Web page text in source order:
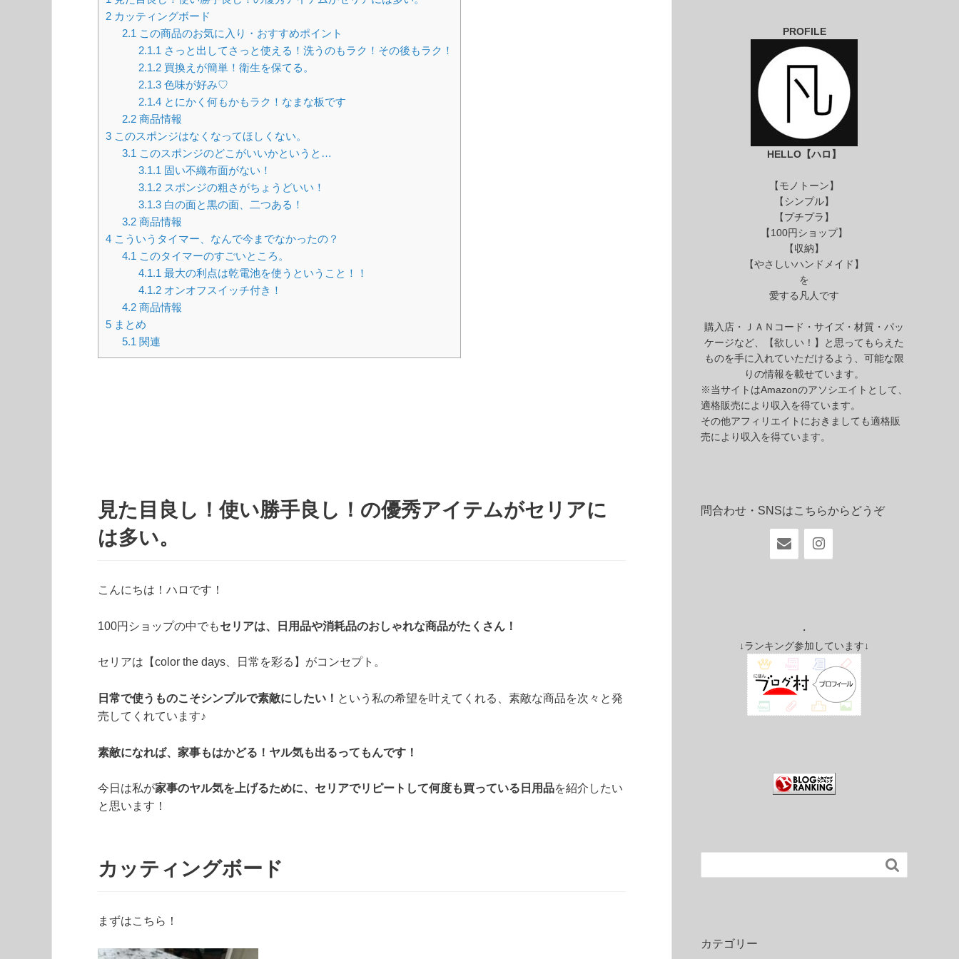
2 カッティングボード
2.1 この商品のお気に入り・おすすめポイント
2.1.1 さっと出してさっと使える！洗うのもラク！その後もラク！
2.1.2買換えが簡単！衛生を保てる。
2.1.3色味が好み♡
2.1.4とにかく何もかもラク！なまな板です
2.2商品情報
3 このスポンジはなくなってほしくない。
3.1 このスポンジのどこがいいかというと…
3.1.1 固い不織布面がない！
3.1.2スポンジの粗さがちょうどいい！
3.1.3白の面と黒の面、二つある！
3.2商品情報
4 こういうタイマー、なんで今までなかったの？
4.1 このタイマーのすごいところ。
4.1.1 最大の利点は乾電池を使うということ！！
4.1.2オンオフスイッチ付き！
4.2商品情報
5 まとめ
5.1 関連
見た目良し！使い勝手良し！の優秀アイテムがセリアに
は多い。
こんにちは！ハロです！
100円ショップの中でもセリアは、日用品や消耗品のおしゃれな商品がたくさん！
セリアは【color the days、日常を彩る】がコンセプト。
日常で使うものこそシンプルで素敵にしたい！ という私の希望を叶えてくれる、素敵な商品を次々と発
売してくれています♪
素敵になれば、家事もはかどる！ヤル気も出るってもんです！
今日は私が家事のヤル気を上げるために、セリアでリピートして何度も買っている日用品を紹介したい
と思います！
カッティングボード
まずはこちら！
PROFILE
HELLO【ハロ】
【モノトーン】
【シンプル】
【プチプラ】
【100円ショップ】
【収納】
【やさしいハンドメイド】
を
愛する凡人です
購入店・ＪＡＮコード・サイズ・材質・パッ
ケージなど、【欲しい！】と思ってもらえた
ものを手に入れていただけるよう、可能な限
りの情報を載せています。
※当サイトはAmazonのアソシエイトとして、
適格販売により収入を得ています。
その他アフィリエイトにおきましても適格販
売により収入を得ています。
問合わせ・SNSはこちらからどうぞ
・
↓ランキング参加しています↓

カテゴリー